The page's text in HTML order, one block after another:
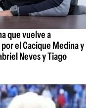
que vuelve a
el Cacique Medina y
Neves y Tiago